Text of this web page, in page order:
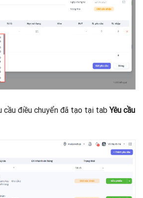
cầu điều chuyển đã tạo tại tabYêu cầu